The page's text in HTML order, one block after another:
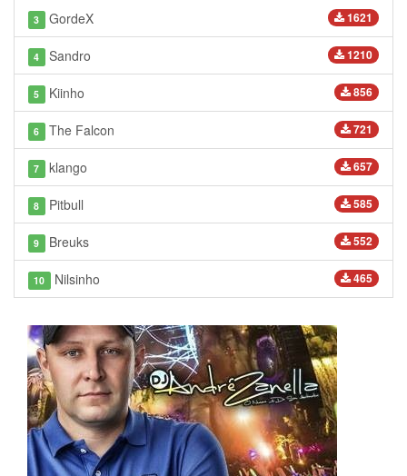
1621
3 GordeX
1210
4 Sandro
856
5 Kiinho
721
6 The Falcon
657
7 klango
585
8 Pitbull
552
9 Breuks
465
10 Nilsinho